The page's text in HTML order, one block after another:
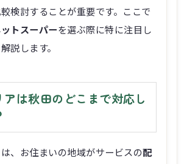
検討することが重要です。ここで
トスーパーを選ぶ際に特に注目し
説します。
は秋田のどこまで対応し
、お住まいの地域がサービスの配